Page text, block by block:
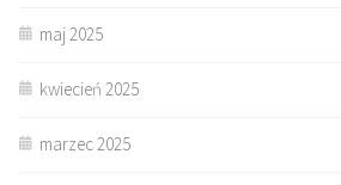
maj 2025
kwiecień 2025
marzec 2025